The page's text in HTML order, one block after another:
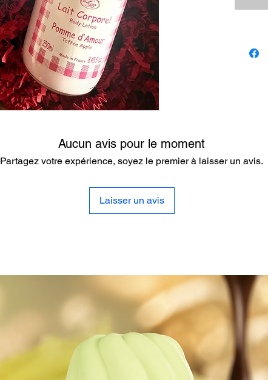
Aucun avis pour le moment
Partagez votre expérience, soyez le premier à laisser un avis.
Laisser un avis